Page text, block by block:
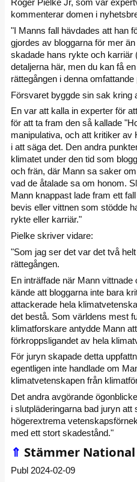
Roger Pielke Jr, som var
kommenterar domen i
"I Manns fall hävdades att han
gjordes av bloggarna för mer
skadade hans rykte och karriär
detaljerna här, men du kan få
rättegången i denna omfattande
Försvaret byggde sin sak kring
En var att kalla in experter för
för att ta fram den så kallade
manipulativa, och att kritiker av
i att säga det. Den andra
klimatet under den tid som
och frän, där Mann sa saker
vad de åtalade sa om honom.
Mann knappast lade fram ett
bevis eller vittnen som stödde
rykte eller karriär."
Pielke skriver vidare:
"Som jag ser det var det två
rättegången.
En inträffade när Mann
kände att bloggarna inte bara
attackerade hela
det bestå. Som världens mest
klimatforskare antydde Mann
förkroppsligandet av hela
För juryn skapade detta
egentligen inte handlade om
klimatvetenskapen från
Det andra avgörande
i slutpläderingarna bad juryn
högerextrema
med ett stort skadestånd."
⇑ Stämmer
Publ 2024-02-09